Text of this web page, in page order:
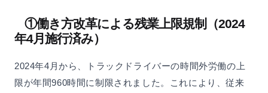
①働き方改革による残業上限規制（2024
年4月施行済み）
2024年4月から、トラックドライバーの時間外労働の上
限が年間960時間に制限されました。これにより、従来